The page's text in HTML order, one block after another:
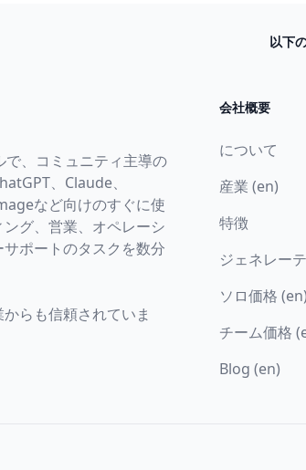
以下
、コミュニティ主導の
、Claude、
など向けのすぐに使
グ、営業、オペレーシ
ポートのタスクを数分
らも信頼されていま
会社概要
について
産業 (en)
特徴
ジェネレー
ソロ価格 (en)
チーム価格
Blog (en)